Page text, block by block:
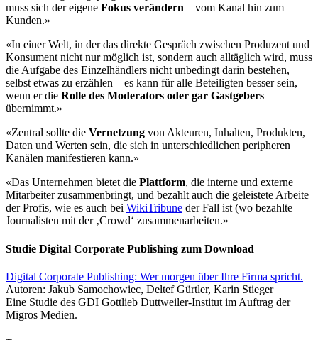
muss sich der eigene Fokus verändern – vom Kanal hin zum
Kunden.»
«In einer Welt, in der das direkte Gespräch zwischen Produzent und
Konsument nicht nur möglich ist, sondern auch alltäglich wird, muss
die Aufgabe des Einzelhändlers nicht unbedingt darin bestehen,
selbst etwas zu erzählen – es kann für alle Beteiligten besser sein,
wenn er die Rolle des Moderators oder gar Gastgebers
übernimmt.»
«Zentral sollte die Vernetzung von Akteuren, Inhalten, Produkten,
Daten und Werten sein, die sich in unterschiedlichen peripheren
Kanälen manifestieren kann.»
«Das Unternehmen bietet die Plattform, die interne und externe
Mitarbeiter zusammenbringt, und bezahlt auch die geleistete Arbeite
der Profis, wie es auch bei WikiTribune der Fall ist (wo bezahlte
Journalisten mit der ‚Crowd‘ zusammenarbeiten.»
Studie Digital Corporate Publishing zum Download
Digital Corporate Publishing: Wer morgen über Ihre Firma spricht.
Autoren: Jakub Samochowiec, Deltef Gürtler, Karin Stieger
Eine Studie des GDI Gottlieb Duttweiler-Institut im Auftrag der
Migros Medien.